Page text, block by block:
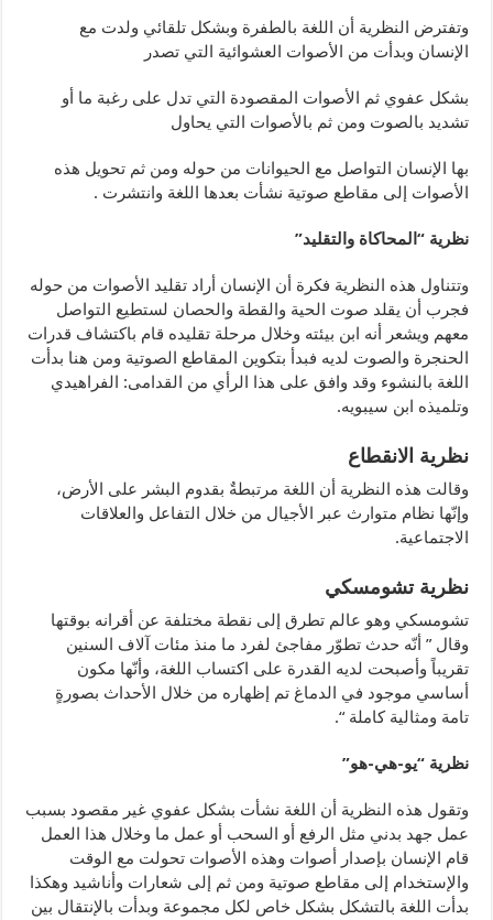
وتفترض النظرية أن اللغة بالطفرة وبشكل تلقائي ولدت مع
الإنسان وبدأت من الأصوات العشوائية التي تصدر
بشكل عفوي ثم الأصوات المقصودة التي تدل على رغبة ما أو
تشديد بالصوت ومن ثم بالأصوات التي يحاول
بها الإنسان التواصل مع الحيوانات من حوله ومن ثم تحويل هذه
الأصوات إلى مقاطع صوتية نشأت بعدها اللغة وانتشرت .
نظرية “المحاكاة والتقليد”
وتتناول هذه النظرية فكرة أن الإنسان أراد تقليد الأصوات من حوله
فجرب أن يقلد صوت الحية والقطة والحصان لستطيع التواصل
معهم ويشعر أنه ابن بيئته وخلال مرحلة تقليده قام باكتشاف قدرات
الحنجرة والصوت لديه فبدأ بتكوين المقاطع الصوتية ومن هنا بدأت
اللغة بالنشوء وقد وافق على هذا الرأي من القدامى: الفراهيدي
وتلميذه ابن سيبويه.
نظرية الانقطاع
وقالت هذه النظرية أن اللغة مرتبطةٌ بقدوم البشر على الأرض،
وإنّها نظام متوارث عبر الأجيال من خلال التفاعل والعلاقات
الاجتماعية.
نظرية تشومسكي
تشومسكي وهو عالم تطرق إلى نقطة مختلفة عن أقرانه بوقتها
وقال ” أنّه حدث تطوّر مفاجئ لفرد ما منذ مئات آلاف السنين
تقريباً وأصبحت لديه القدرة على اكتساب اللغة، وأنّها مكون
أساسي موجود في الدماغ تم إظهاره من خلال الأحداث بصورةٍ
تامة ومثالية كاملة “.
نظرية “يو-هي-هو”
وتقول هذه النظرية أن اللغة نشأت بشكل عفوي غير مقصود بسبب
عمل جهد بدني مثل الرفع أو السحب أو عمل ما وخلال هذا العمل
قام الإنسان بإصدار أصوات وهذه الأصوات تحولت مع الوقت
والإستخدام إلى مقاطع صوتية ومن ثم إلى شعارات وأناشيد وهكذا
بدأت اللغة بالتشكل بشكل خاص لكل مجموعة وبدأت بالإنتقال بين